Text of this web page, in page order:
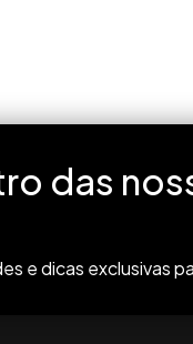
das
e dicas exclusivas